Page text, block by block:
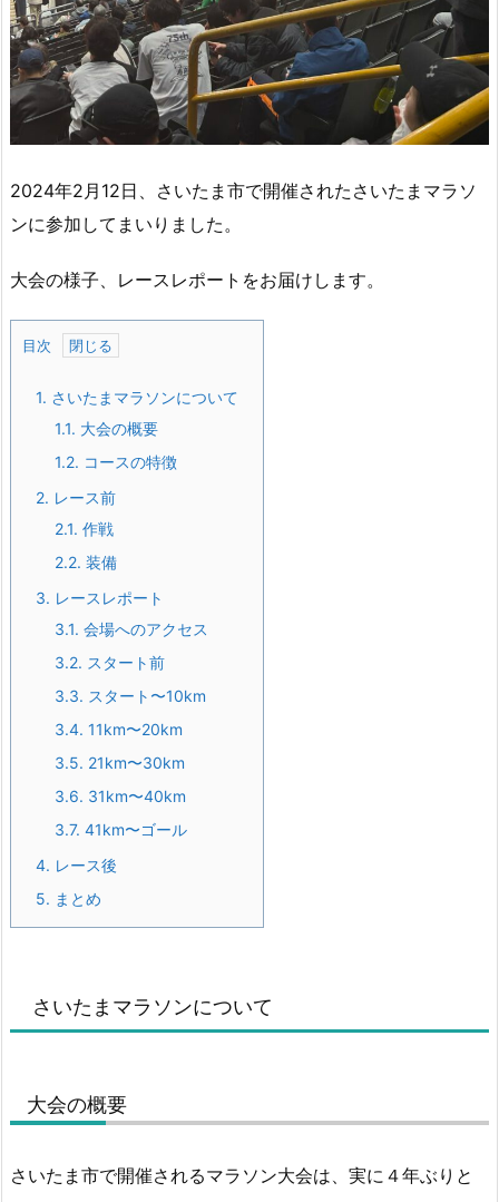
2024年2月12日、さいたま市で開催されたさいたまマラソ
ンに参加してまいりました。
大会の様子、レースレポートをお届けします。
目次
1. さいたまマラソンについて
1.1. 大会の概要
1.2. コースの特徴
2. レース前
2.1. 作戦
2.2. 装備
3. レースレポート
3.1. 会場へのアクセス
3.2. スタート前
3.3. スタート〜10km
3.4. 11km〜20km
3.5. 21km〜30km
3.6. 31km〜40km
3.7. 41km〜ゴール
4. レース後
5. まとめ
さいたまマラソンについて
大会の概要
さいたま市で開催されるマラソン大会は、実に４年ぶりと